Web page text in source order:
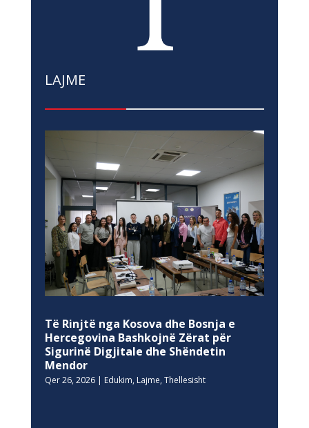
LAJME
Të Rinjtë nga Kosova dhe Bosnja e
Hercegovina Bashkojnë Zërat për
Sigurinë Digjitale dhe Shëndetin
Mendor
Qer 26, 2026| Edukim, Lajme, Thellesisht